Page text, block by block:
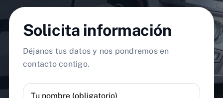
Solicita información
Déjanos tus datos y nos pondremos en
contacto contigo.